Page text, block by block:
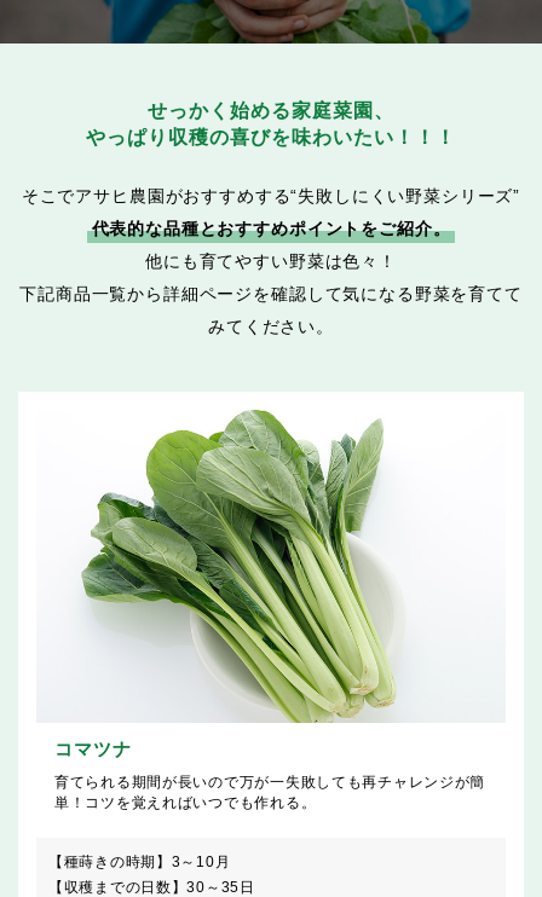
せっかく始める家庭菜園、
やっぱり収穫の喜びを味わいたい！！！
そこでアサヒ農園がおすすめする“失敗しにくい野菜シリーズ”
代表的な品種とおすすめポイントをご紹介。
他にも育てやすい野菜は色々！
下記商品一覧から詳細ページを確認して気になる野菜を育てて
みてください。
コマツナ
育てられる期間が長いので万が一失敗しても再チャレンジが簡
単！コツを覚えればいつでも作れる。
【種蒔きの時期】 3～10月
【収穫までの日数】30～35日